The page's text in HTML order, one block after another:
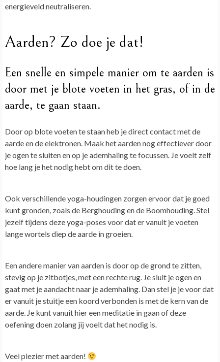
energieveld neutraliseren.
Aarden? Zo doe je dat!
Een snelle en simpele manier om te aarden is
door met je blote voeten in het gras, of in de
aarde, te gaan staan.
Door op blote voeten te staan heb je direct contact met de
aarde en de elektronen. Maak het aarden nog effectiever door
je ogen te sluiten en op je ademhaling te focussen. Je voelt zelf
hoe lang je het nodig hebt om dit te doen.
Ook verschillende yoga-houdingen zorgen ervoor dat je goed
kunt gronden, zoals de Berghouding en de Boomhouding. Stel
jezelf tijdens deze yoga-poses voor dat er vanuit je voeten
lange wortels diep de aarde in groeien.
Een andere manier van aarden is door op de grond te zitten,
stevig op je zitbotjes, met een rechte rug. Je sluit je ogen en
gaat met je aandacht naar je ademhaling. Dan stel je je voor dat
er vanuit je stuitje een koord verbonden is met de kern van de
aarde. Je kunt vanuit hier een meditatie in gaan of deze
oefening doen zolang jij voelt dat het nodig is.
Veel plezier met aarden!